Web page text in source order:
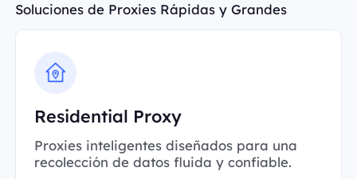
Soluciones de Proxies Rápidas y Grandes
Residential Proxy
Proxies inteligentes diseñados para una
recolección de datos fluida y confiable.